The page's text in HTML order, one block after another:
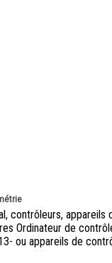
contrôleurs, appareils
Ordinateur de
ou appareils de